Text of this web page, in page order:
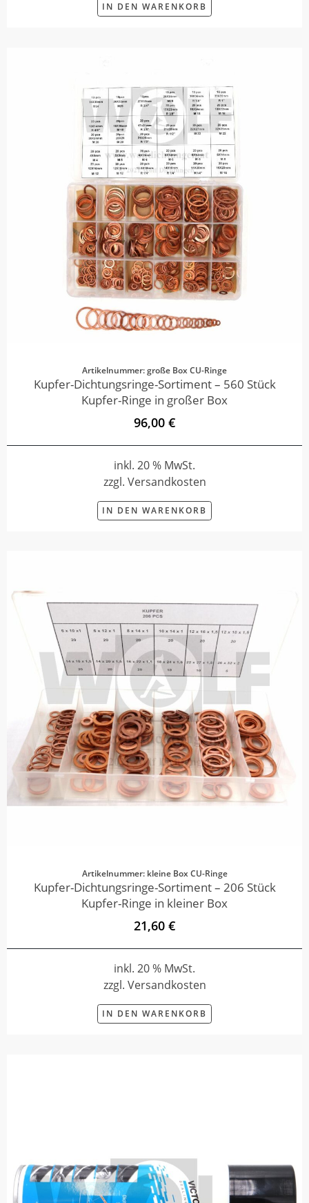
IN DEN WARENKORB
Artikelnummer: große Box CU-Ringe
Kupfer-Dichtungsringe-Sortiment – 560 Stück
Kupfer-Ringe in großer Box
96,00 €
inkl. 20 % MwSt.
zzgl. Versandkosten
IN DEN WARENKORB
Artikelnummer: kleine Box CU-Ringe
Kupfer-Dichtungsringe-Sortiment – 206 Stück
Kupfer-Ringe in kleiner Box
21,60 €
inkl. 20 % MwSt.
zzgl. Versandkosten
IN DEN WARENKORB